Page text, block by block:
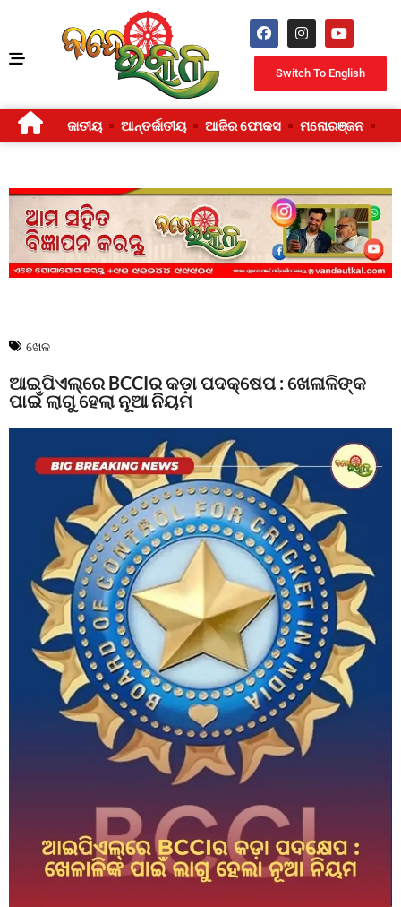
Switch To English
ଜାତୀୟ ଆନ୍ତର୍ଜାତୀୟ ଆଜିର ଫୋକସ ମନୋରଞ୍ଜନ
ଖେଳ
ଆଇପିଏଲ୍‌ରେ BCCIର କଡ଼ା ପଦକ୍ଷେପ : ଖେଳାଳିଙ୍କ
ପାଇଁ ଲାଗୁ ହେଲା ନୂଆ ନିୟମ